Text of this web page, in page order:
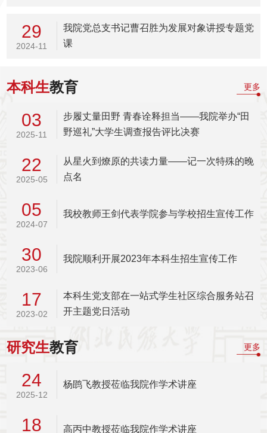
29
2024-11
我院党总支书记曹召胜为发展对象讲授专题党
课
本科生教育 更多
03
2025-11
步履丈量田野 青春诠释担当——我院举办“田
野巡礼”大学生调查报告评比决赛
22
2025-05
从星火到燎原的共读力量——记一次特殊的晚
点名
05
2024-07
我校教师王剑代表学院参与学校招生宣传工作
30
2023-06
我院顺利开展2023年本科生招生宣传工作
17
2023-02
本科生党支部在一站式学生社区综合服务站召
开主题党日活动
研究生教育 更多
24
2025-12
杨鹍飞教授莅临我院作学术讲座
18 高丙中教授莅临我院作学术讲座